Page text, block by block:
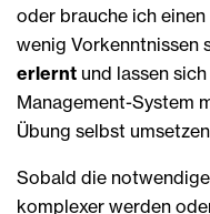
oder brauche ich
wenig Vorkenntnissen
erlernt und lassen
Management-System
Übung selbst
Sobald die
komplexer werden